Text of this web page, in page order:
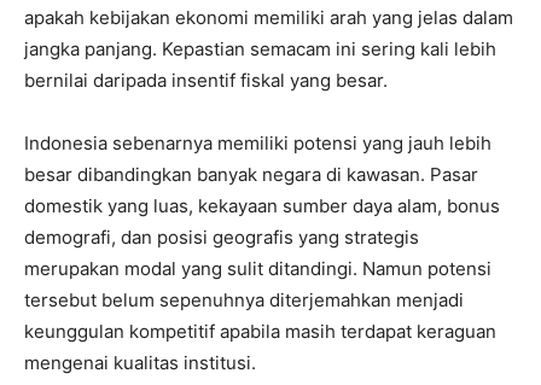
apakah kebijakan ekonomi memiliki arah yang jelas dalam
jangka panjang. Kepastian semacam ini sering kali lebih
bernilai daripada insentif fiskal yang besar.
Indonesia sebenarnya memiliki potensi yang jauh lebih
besar dibandingkan banyak negara di kawasan. Pasar
domestik yang luas, kekayaan sumber daya alam, bonus
demografi, dan posisi geografis yang strategis
merupakan modal yang sulit ditandingi. Namun potensi
tersebut belum sepenuhnya diterjemahkan menjadi
keunggulan kompetitif apabila masih terdapat keraguan
mengenai kualitas institusi.